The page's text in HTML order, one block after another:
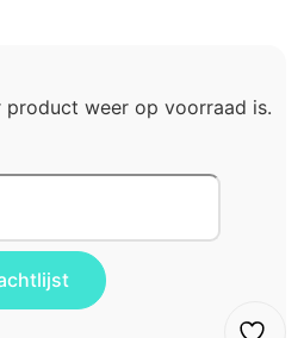
product weer op voorraad is.